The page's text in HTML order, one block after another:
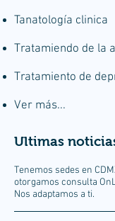
Tanatología clinica
Tratamiendo de la
Tratamiento de
Ver más...
Ultimas
Tenemos sedes en
otorgamos consulta
Nos adaptamos a ti.